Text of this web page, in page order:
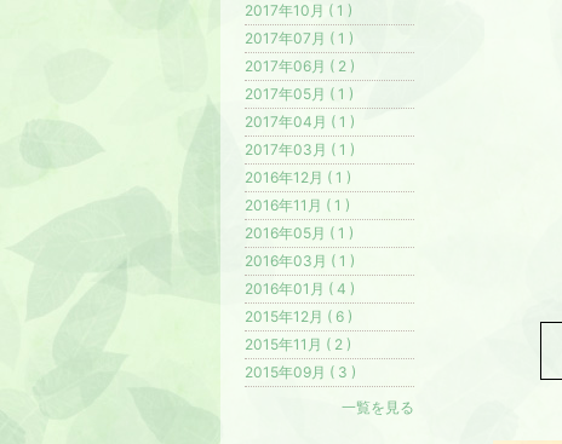
2017年10月 ( 1 )
2017年07月 ( 1 )
2017年06月 ( 2 )
2017年05月 ( 1 )
2017年04月 ( 1 )
2017年03月 ( 1 )
2016年12月 ( 1 )
2016年11月 ( 1 )
2016年05月 ( 1 )
2016年03月 ( 1 )
2016年01月 ( 4 )
2015年12月 ( 6 )
2015年11月 ( 2 )
2015年09月 ( 3 )
一覧を見る